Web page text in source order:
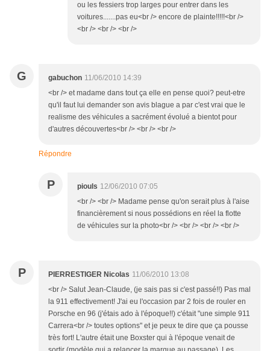
ou les fessiers trop larges pour entrer dans les
voitures.......pas eu<br /> encore de plainte!!!!!<br />
<br /> <br /> <br />
G gabuchon 11/06/2010 14:39
<br /> et madame dans tout ça elle en pense quoi? peut-etre
qu'il faut lui demander son avis blague a par c'est vrai que le
realisme des véhicules a sacrément évolué a bientot pour
d'autres découvertes<br /> <br /> <br />
Répondre
P piouls 12/06/2010 07:05
<br /> <br /> Madame pense qu'on serait plus à l'aise
financièrement si nous possédions en réel la flotte
de véhicules sur la photo<br /> <br /> <br /> <br />
P PIERRESTIGER Nicolas 11/06/2010 13:08
<br /> Salut Jean-Claude, (je sais pas si c'est passé!!) Pas mal
la 911 effectivement! J'ai eu l'occasion par 2 fois de rouler en
Porsche en 96 (j'étais ado à l'époque!!) c'était "une simple 911
Carrera<br /> toutes options" et je peux te dire que ça pousse
très fort! L'autre était une Boxster qui à l'époque venait de